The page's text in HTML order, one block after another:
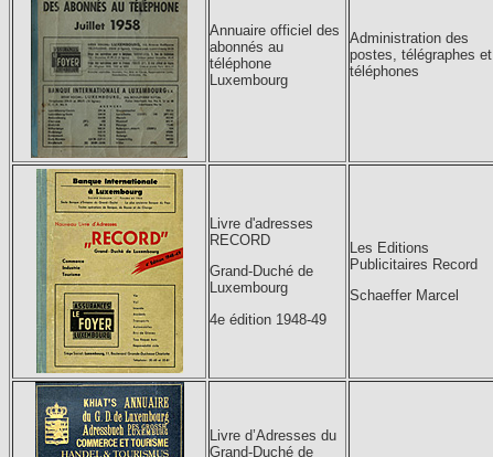
Annuaire officiel des
abonnés au
téléphone
Luxembourg
Administration des
postes, télégraphes et
téléphones
Livre d'adresses
RECORD
Grand-Duché de
Luxembourg
4e édition 1948-49
Les Editions
Publicitaires Record
Schaeffer Marcel
Livre d’Adresses du
Grand-Duché de